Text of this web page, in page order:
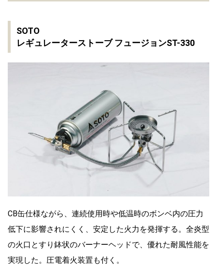
SOTO
レギュレーターストーブ フュージョンST-330
CB缶仕様ながら、連続使用時や低温時のボンベ内の圧力
低下に影響されにくく、安定した火力を発揮する。全炎型
の火口とすり鉢状のバーナーヘッドで、優れた耐風性能を
実現した。圧電着火装置も付く。